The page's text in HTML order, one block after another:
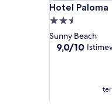
Hotel Paloma
Hotel Paloma
Properti
bintang
2.5
Sunny Beach
9.0
9,0/10